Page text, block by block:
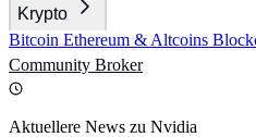
Krypto
Bitcoin Ethereum & Altcoins
Community Broker
Aktuellere News zu Nvidia